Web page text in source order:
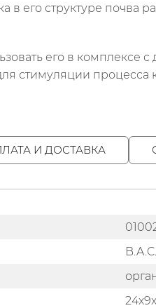
его структуре почва
его в комплексе
стимуляции
И ДОСТАВКА
B.A.C.